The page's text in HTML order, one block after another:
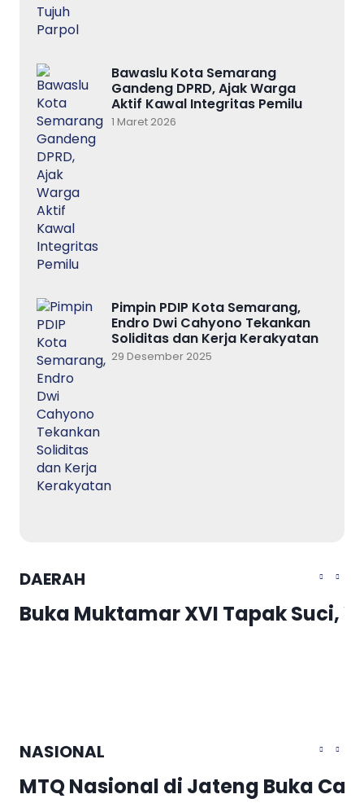
Bawaslu Kota Semarang
Gandeng DPRD, Ajak Warga
Aktif Kawal Integritas Pemilu
1 Maret 2026
Pimpin PDIP Kota Semarang,
Endro Dwi Cahyono Tekankan
Soliditas dan Kerja Kerakyatan
29 Desember 2025
DAERAH
Buka Muktamar XVI Tapak Suci,
NASIONAL
MTQ Nasional di Jateng Buka